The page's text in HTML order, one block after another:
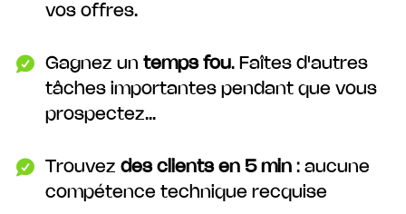
vos offres.
Gagnez un temps fou. Faîtes d'autres
tâches importantes pendant que vous
prospectez...
Trouvez des clients en 5 min : aucune
compétence technique recquise